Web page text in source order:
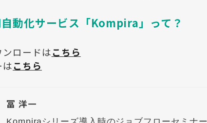
動化サービス「Kompira」って？
ンロードはこちら
はこちら
冨 洋一